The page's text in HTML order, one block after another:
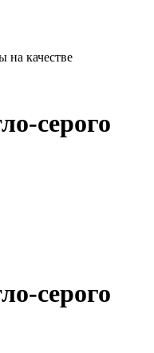
на качестве
серого
серого